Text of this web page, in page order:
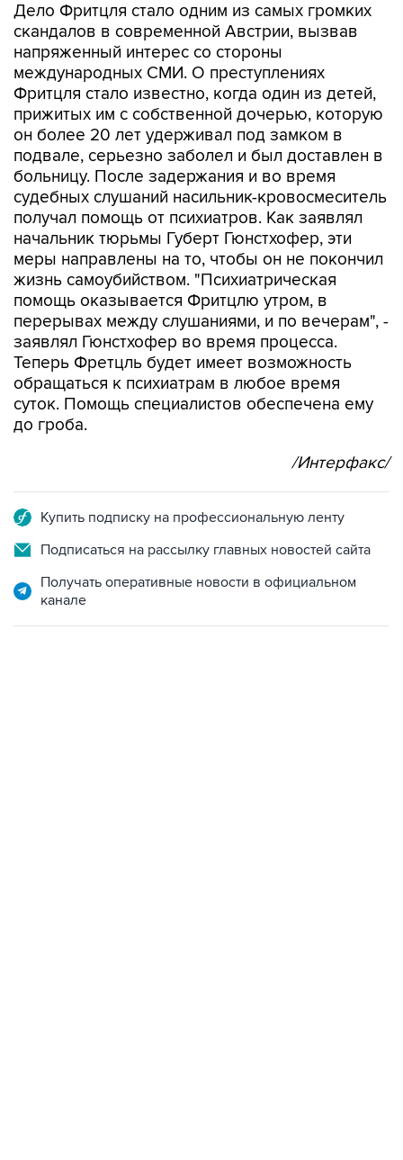
Дело Фритцля стало одним из самых громких
скандалов в современной Австрии, вызвав
напряженный интерес со стороны
международных СМИ. О преступлениях
Фритцля стало известно, когда один из детей,
прижитых им с собственной дочерью, которую
он более 20 лет удерживал под замком в
подвале, серьезно заболел и был доставлен в
больницу. После задержания и во время
судебных слушаний насильник-кровосмеситель
получал помощь от психиатров. Как заявлял
начальник тюрьмы Губерт Гюнстхофер, эти
меры направлены на то, чтобы он не покончил
жизнь самоубийством. "Психиатрическая
помощь оказывается Фритцлю утром, в
перерывах между слушаниями, и по вечерам", -
заявлял Гюнстхофер во время процесса.
Теперь Фретцль будет имеет возможность
обращаться к психиатрам в любое время
суток. Помощь специалистов обеспечена ему
до гроба.
/Интерфакс/
Купить подписку на профессиональную ленту
Подписаться на рассылку главных новостей сайта
Получать оперативные новости в официальном
канале